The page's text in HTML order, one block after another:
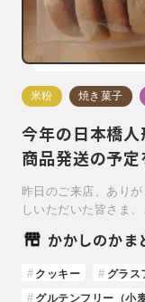
米粉 焼き菓子
今年の日本橋人
商品発送の予
昨日のご来店、あり
しいただいた皆さま、
かかしのかま
クッキー
グラス
グルテンフリー（小